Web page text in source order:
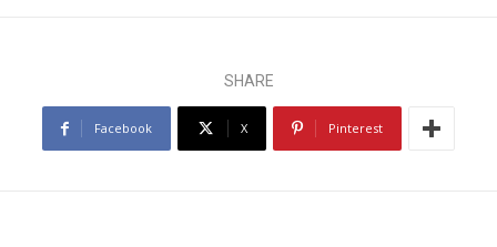
SHARE
Facebook X Pinterest